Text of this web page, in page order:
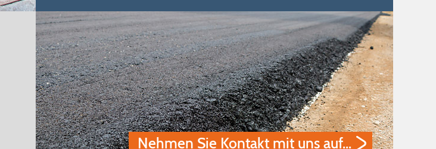
Nehmen Sie Kontakt mit uns auf…